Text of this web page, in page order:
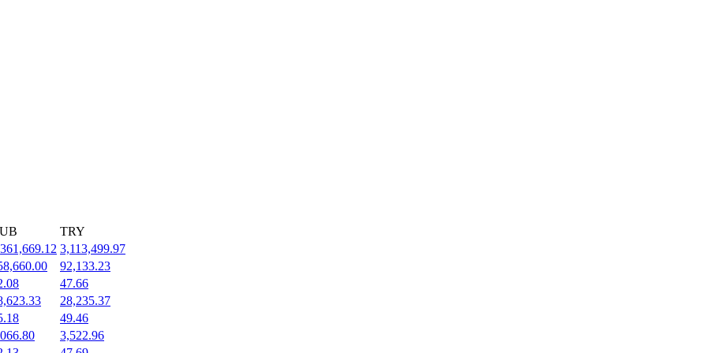
TRY
3,113,499.97
92,133.23
47.66
28,235.37
49.46
3,522.96